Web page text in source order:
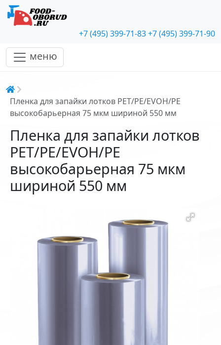
+7 (495) 399-71-83+7 (495) 399-71-90
меню
Строка навигации
Пленка для запайки лотков PET/PE/EVOH/PE
высокобарьерная 75 мкм шириной 550 мм
Пленка для запайки лотков
PET/PE/EVOH/PE
высокобарьерная 75 мкм
шириной 550 мм